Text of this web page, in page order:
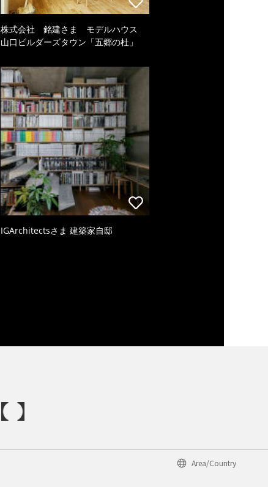
株式会社 銘建さま モデルハウス
山口ビルダーズタウン「五郷の杜」
IGArchitectsさま 建築家自邸
Area/Country